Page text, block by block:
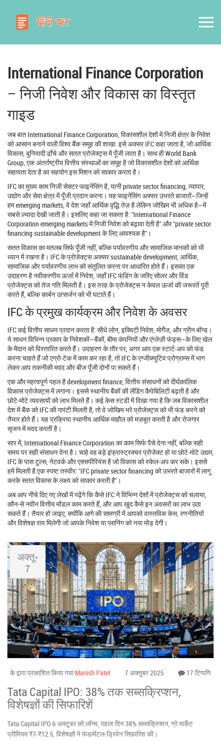
International Finance Corporation
– निजी निवेश और विकास का विस्तृत
गाइड
जब बात International Finance Corporation विकासशील देशों में निजी क्षेत्र के निवेश
को आसान बनाने वाली विश्व बैंक समूह की शाखा. इसे अक्सरIFCकहा जाता है, जो आर्थिक
विकास, बुनियादी ढाँचे और सतत प्रोजेक्ट्स में पूँजी लाता है। साथ हीWorld Bank
Group एक अंतर्राष्ट्रीय वित्तीय संस्थाओं का समूह है जो विकासशील देशों को आर्थिक
सहायता देता हैका सहयोग इस मिशन को साकार करता है।
IFC का मुख्य काम निजी सेक्टर फाइनेंसिंग है, यानीprivate sector financing व्यापार,
उद्योग और सेवा क्षेत्र में पूँजी प्रदान करना। यह फाइनेंसिंग अक्सर उभरते बाजारों—जिन्हें
हमemerging markets वे देश जहाँ आर्थिक वृद्धि तेज़ है लेकिन जोखिम भी अधिक है—में
सबसे ज़्यादा देखी जाती है। इसलिए कहा जा सकता है: "International Finance
Corporation emerging markets में निजी निवेश को बढ़ावा देती है" और "private sector
financing sustainable development के लिए आवश्यक है"।
सतत विकास का मतलब सिर्फ पूँजी नहीं, बल्कि पर्यावरणीय और सामाजिक मानकों को भी
ध्यान में रखना है। IFC के प्रोजेक्ट्स अक्सरsustainable development आर्थिक,
सामाजिक और पर्यावरणीय लाभ को संतुलित करनापर आधारित होते हैं। इसका एक
उदाहरण है नवीकरणीय ऊर्जा में निवेश, जहाँ IFC फंडिंग के जरिए सोलर और विंड
प्रोजेक्ट्स को तेज गति मिलती है। इस तरह के प्रोजेक्ट्स न केवल ऊर्जा की जरूरतें पूरी
करते हैं, बल्कि कार्बन उत्सर्जन को भी घटाते हैं।
IFC के प्रमुख कार्यक्रम और निवेश के अवसर
IFC कई वित्तीय साधन प्रदान करता है: सीधे लोन, इक्विटी निवेश, मोर्गेज, और ग्रीन बॉन्ड।
ये साधन विभिन्न प्रकार के निवेशकों—बैंकों, बीमा कंपनियों और एंग्लेज़ी फंड्स—के लिए खेल
के मैदान को विस्तारित करते हैं। उदाहरण के तौर पर, अगर आप एक स्टार्ट‑अप को फंड
करना चाहते हैं जो एग्रो‑टेक में काम कर रहा है, तो IFC के एग्जीक्यूटिव प्रोग्राम्स में भाग
लेकर आप तकनीकी मदद और बीज पूँजी दोनों पा सकते हैं।
एक और महत्वपूर्ण पहल हैdevelopment finance वित्तीय संसाधनों को दीर्घकालिक
विकास प्रोजेक्ट्स में लगाना। इससे स्थानीय बैंकों की लेंडिंग कैपेबिलिटी बढ़ती है और
छोटे‑मोटे व्यवसायों को लाभ मिलते हैं। कई केस स्टडी में दिखा गया है कि जब विकासशील
देश में बैंक को IFC की गारंटी मिलती है, तो वे जोखिम भरे प्रोजेक्ट्स को भी फंड करने को
तैयार होते हैं। यह प्रक्रिया स्थानीय आर्थिक माहौल को मज़बूत करती है और रोजगार
सृजन में मदद करती है।
सार में, International Finance Corporation का काम सिर्फ पैसे देना नहीं, बल्कि सही
समय पर सही संसाधन देना है। चाहे वह बड़े इंफ्रास्ट्रक्चर प्रोजेक्ट हो या छोटे‑मोटे उद्यम,
IFC के पास टूल्स, नेटवर्क और एक्सपीरियंस है जो विकास को स्केल‑अप कर सके। इससे
हमें मिलती है एक स्पष्ट तस्वीर: "IFC private sector financing को उभरते बाजारों में लागू
करके सतत विकास के लक्ष्य को साकार करती है"।
अब आप नीचे दिए गए लेखों में पढ़ेंगे कि कैसे IFC ने विभिन्न देशों में प्रोजेक्ट्स को चलाया,
कौन‑से नवीन वित्तीय मॉडल काम करते हैं, और आप खुद कैसे इन अवसरों का लाभ उठा
सकते हैं। तैयार हो जाइए, क्योंकि आगे की सामग्री में आपको वास्तविक केस, रणनीतियों
और विशेषज्ञ राय मिलेगी जो आपके निवेश या प्लानिंग को नया मोड़ देगी।
अक्तू॰
7
के द्वारा प्रकाशित किया गया Manish Patel 7 अक्तूबर 2025 17 टिप्पणि
Tata Capital IPO: 38% तक सब्सक्रिप्शन,
विशेषज्ञों की सिफारिशें
Tata Capital IPO 6 अक्टूबर को लॉन्च, पहला दिन 38% सब्सक्रिप्शन, ग्रे मार्केट
प्रीमियम ₹7‑₹12.5, विशेषज्ञों ने फंडामेंटल‑ड्रिवेन सिफ़ारिश की।